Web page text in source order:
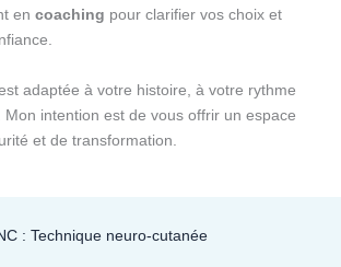
en coaching pour clarifier vos choix et
adaptée à votre histoire, à votre rythme
Mon intention est de vous offrir un espace
et de transformation.
: Technique neuro-cutanée